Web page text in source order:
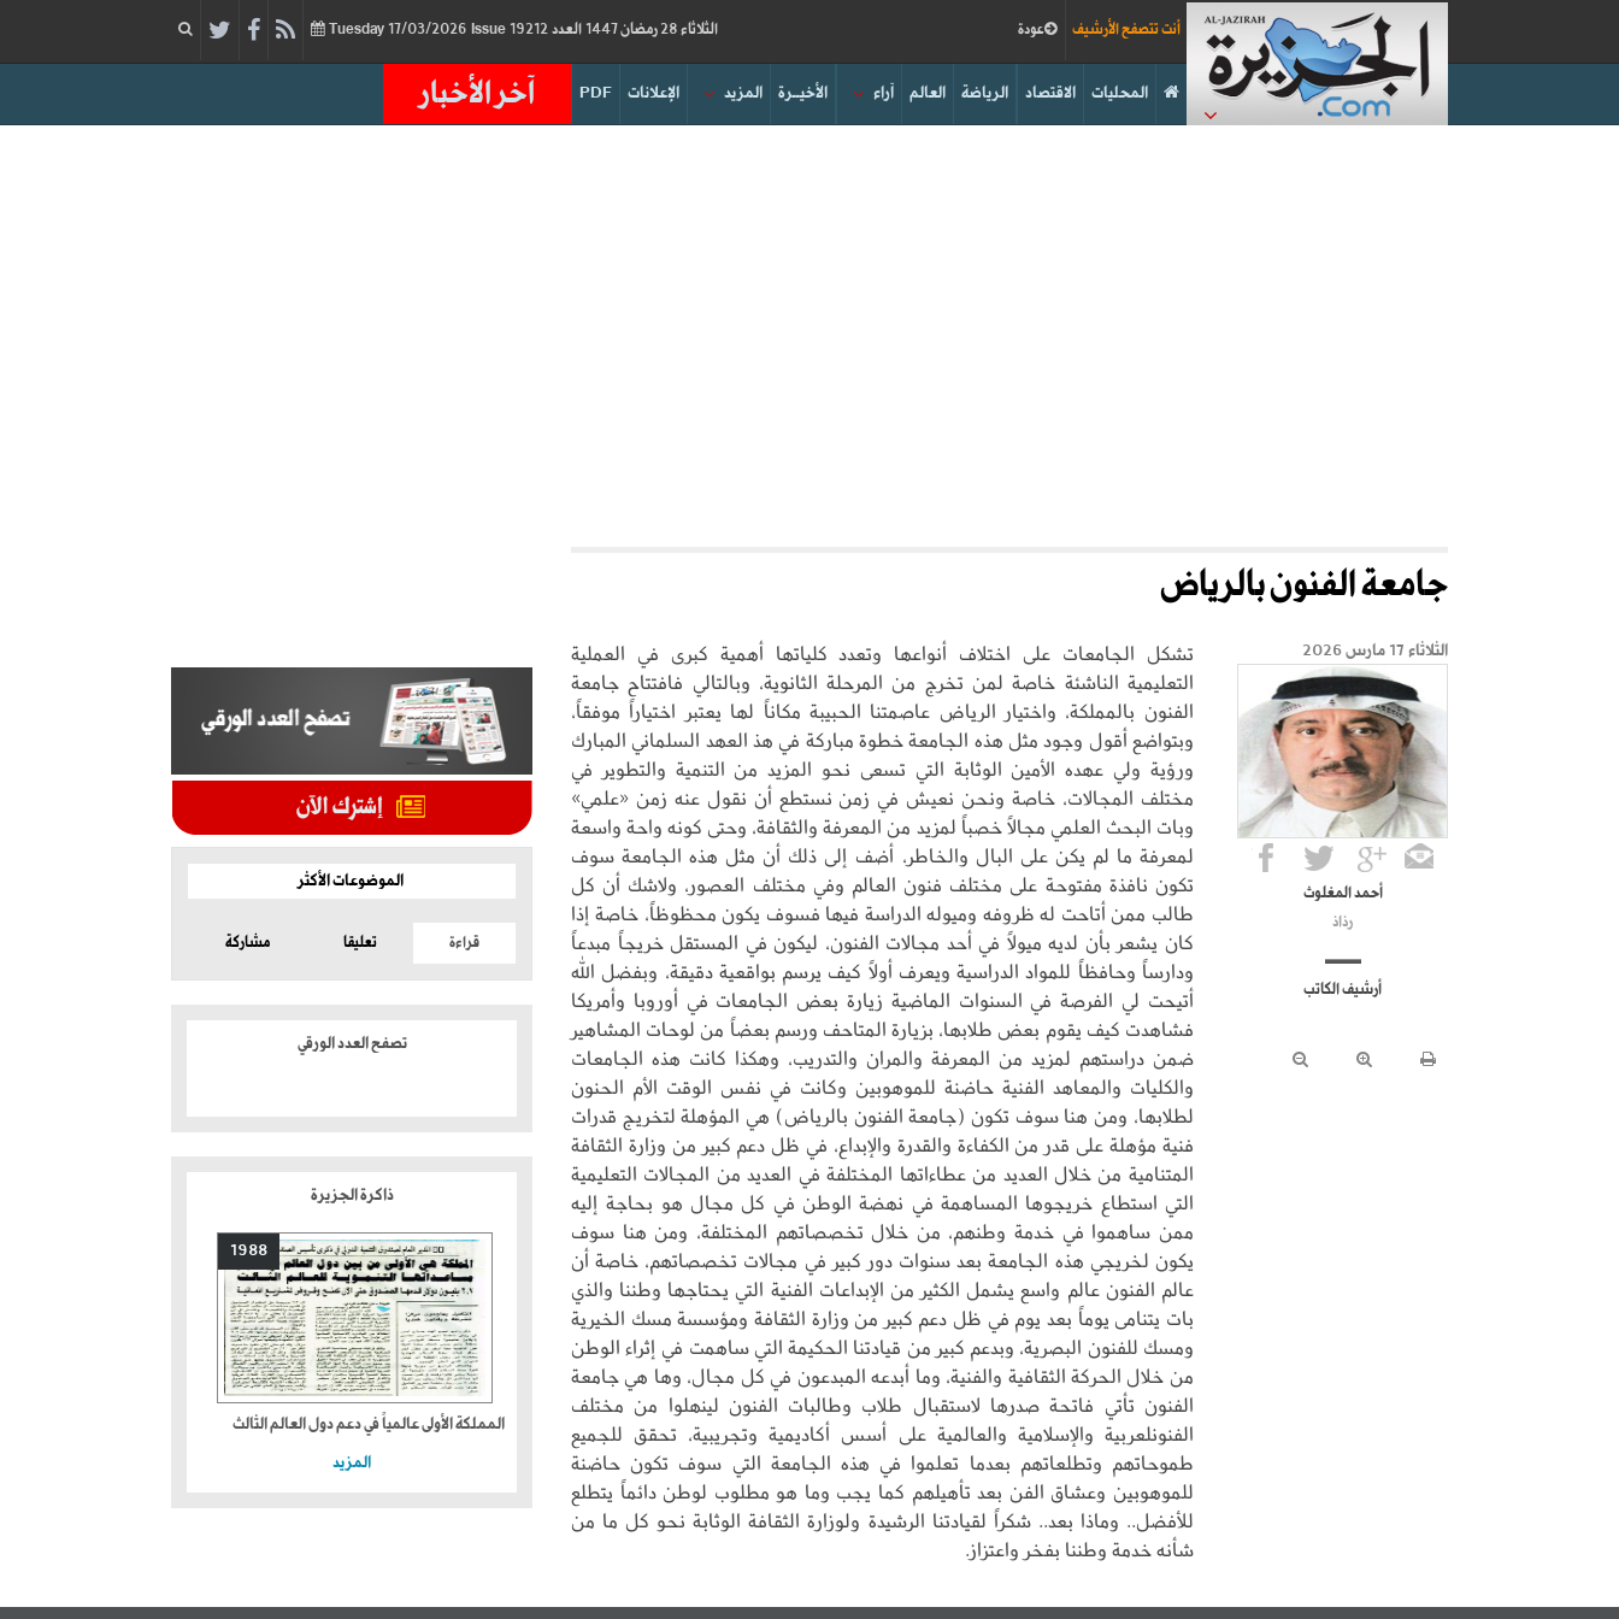
الثلاثاء 28 رمضان 1447 العدد 19212 17/03/2026 Issue عودة أنت تتصفح الأرشيف
آخر الأخبار PDF الإعلانات المزيد الأخيــرة آراء العالم الرياضة الاقتصاد المحليات
جامعة الفنون بالرياض
الثلاثاء 17 مارس 2026
أحمد المغلوث
رذاذ
أرشيف الكاتب
تشكل الجامعات على اختلاف أنواعها وتعدد كلياتها أهمية كبرى في العملية
التعليمية الناشئة خاصة لمن تخرج من المرحلة الثانوية، وبالتالي فافتتاح جامعة
الفنون بالمملكة، واختيار الرياض عاصمتنا الحبيبة مكاناً لها يعتبر اختياراً موفقاً،
وبتواضع أقول وجود مثل هذه الجامعة خطوة مباركة في هذ العهد السلماني المبارك
ورؤية ولي عهده الأمين الوثابة التي تسعى نحو المزيد من التنمية والتطوير في
مختلف المجالات، خاصة ونحن نعيش في زمن نستطع أن نقول عنه زمن «علمي»
وبات البحث العلمي مجالاً خصباً لمزيد من المعرفة والثقافة، وحتى كونه واحة واسعة
لمعرفة ما لم يكن على البال والخاطر، أضف إلى ذلك أن مثل هذه الجامعة سوف
تكون نافذة مفتوحة على مختلف فنون العالم وفي مختلف العصور، ولاشك أن كل
طالب ممن أتاحت له ظروفه وميوله الدراسة فيها فسوف يكون محظوظاً، خاصة إذا
كان يشعر بأن لديه ميولاً في أحد مجالات الفنون، ليكون في المستقل خريجاً مبدعاً
ودارساً وحافظاً للمواد الدراسية ويعرف أولاً كيف يرسم بواقعية دقيقة، وبفضل الله
أتيحت لي الفرصة في السنوات الماضية زيارة بعض الجامعات في أوروبا وأمريكا
فشاهدت كيف يقوم بعض طلابها، بزيارة المتاحف ورسم بعضاً من لوحات المشاهير
ضمن دراستهم لمزيد من المعرفة والمران والتدريب، وهكذا كانت هذه الجامعات
والكليات والمعاهد الفنية حاضنة للموهوبين وكانت في نفس الوقت الأم الحنون
لطلابها، ومن هنا سوف تكون (جامعة الفنون بالرياض) هي المؤهلة لتخريج قدرات
فنية مؤهلة على قدر من الكفاءة والقدرة والإبداع، في ظل دعم كبير من وزارة الثقافة
المتنامية من خلال العديد من عطاءاتها المختلفة في العديد من المجالات التعليمية
التي استطاع خريجوها المساهمة في نهضة الوطن في كل مجال هو بحاجة إليه
ممن ساهموا في خدمة وطنهم، من خلال تخصصاتهم المختلفة، ومن هنا سوف
يكون لخريجي هذه الجامعة بعد سنوات دور كبير في مجالات تخصصاتهم، خاصة أن
عالم الفنون عالم واسع يشمل الكثير من الإبداعات الفنية التي يحتاجها وطننا والذي
بات يتنامى يوماً بعد يوم في ظل دعم كبير من وزارة الثقافة ومؤسسة مسك الخيرية
ومسك للفنون البصرية، وبدعم كبير من قيادتنا الحكيمة التي ساهمت في إثراء الوطن
من خلال الحركة الثقافية والفنية، وما أبدعه المبدعون في كل مجال، وها هي جامعة
الفنون تأتي فاتحة صدرها لاستقبال طلاب وطالبات الفنون لينهلوا من مختلف
الفنونلعربية والإسلامية والعالمية على أسس أكاديمية وتجريبية، تحقق للجميع
طموحاتهم وتطلعاتهم بعدما تعلموا في هذه الجامعة التي سوف تكون حاضنة
للموهوبين وعشاق الفن بعد تأهيلهم كما يجب وما هو مطلوب لوطن دائماً يتطلع
للأفضل.. وماذا بعد.. شكراً لقيادتنا الرشيدة ولوزارة الثقافة الوثابة نحو كل ما من
شأنه خدمة وطننا بفخر واعتزاز.
الموضوعات الأكثر
قراءة تعليقا مشاركة
تصفح العدد الورقي
ذاكرة الجزيرة
1988
المملكة الأولى عالمياً في دعم دول العالم الثالث
المزيد